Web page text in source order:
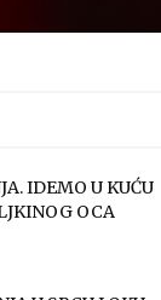
IDEMO U KUĆU
OCA